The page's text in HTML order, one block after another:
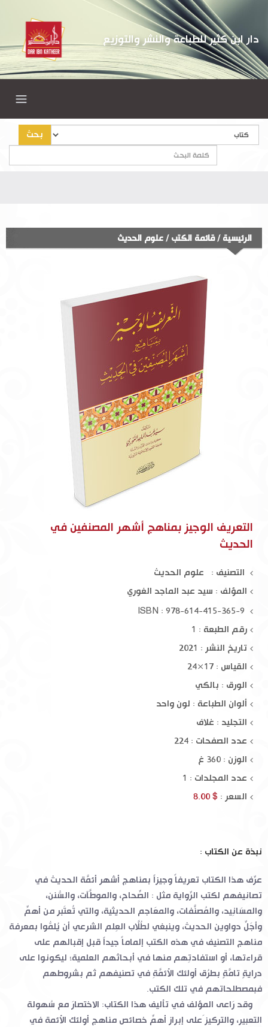
دار ابن كثير للطباعة والنشر والتوزيع
بحث
الرئيسية /قائمة الكتب/ علوم الحديث
التعريف الوجيز بمناهج أشهر المصنفين في
الحديث
التصنيف : علوم الحديث
المؤلف : سيد عبد الماجد الغوري
رقم الطبعة : 1
تاريخ النشر : 2021
القياس : 17×24
الورق : بالكي
ألوان الطباعة : لون واحد
التجليد : غلاف
عدد الصفحات : 224
الوزن : 360 غ
عدد المجلدات : 1
السعر : $ 8.00
نبذة عن الكتاب :
عرِّف هذا الكتاب تعريفاً وجيزاً بمناهج أشهر أئمَّة الحديث في
تصانيفهم لكتب الرِّواية مثل : الصِّحاح، والموطَّآت، والسُّنن،
والمسَانِيد، والمُصنَّفات، والمعَاجم الحديثية، والتي تُعتَبر من أهمِّ
وأجَلِّ دواوين الحديث، وينبغي لطُلَّاب العِلم الشرعي أن يُلمُّوا بمعرفة
مناهج التصنيف في هذه الكتب إلماماً جيداً قبل إقبالهم على
قراءتها، أو استفادتِهم منها في أبحاثهم العلمية؛ ليكونوا على
درايةٍ تامَّةٍ بطرُق أولئك الأئمَّةِ في تصنيفهم ثم بشروطهم
فبمصطلحاتهم في تلك الكتب.
وقد رَاعى المؤلف في تأليف هذا الكتاب: الاختصارَ مع سُهولة
التعبير، والتركيز َعلى إبراز أهمِّ خصائص مناهج أولئك الأئمة في